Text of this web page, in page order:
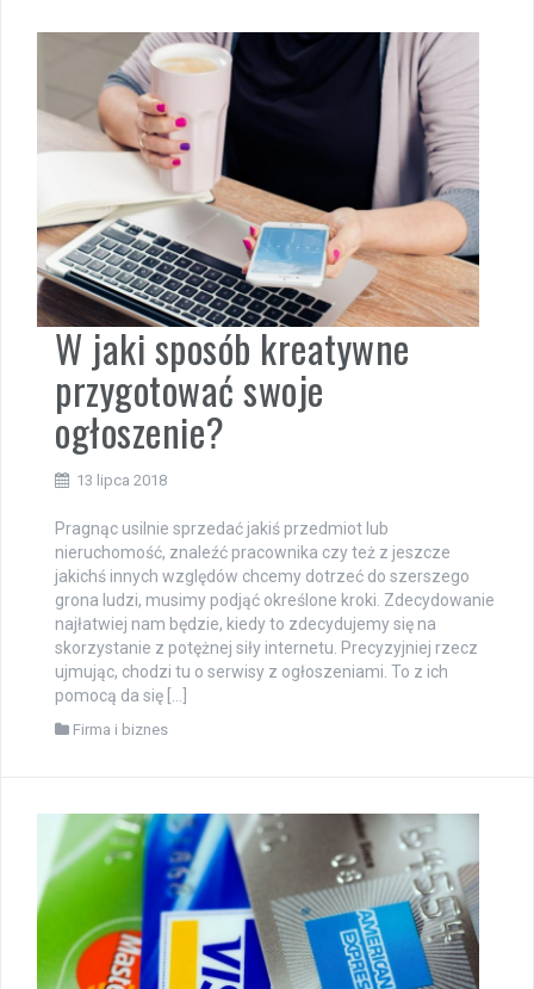
W jaki sposób kreatywne
przygotować swoje
ogłoszenie?
13 lipca 2018
Pragnąc usilnie sprzedać jakiś przedmiot lub
nieruchomość, znaleźć pracownika czy też z jeszcze
jakichś innych względów chcemy dotrzeć do szerszego
grona ludzi, musimy podjąć określone kroki. Zdecydowanie
najłatwiej nam będzie, kiedy to zdecydujemy się na
skorzystanie z potężnej siły internetu. Precyzyjniej rzecz
ujmując, chodzi tu o serwisy z ogłoszeniami. To z ich
pomocą da się […]
Firma i biznes